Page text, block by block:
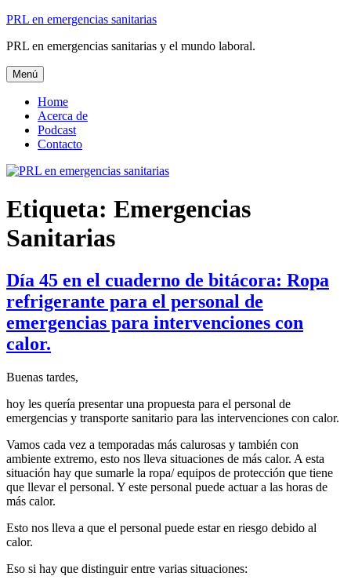
Ir
contenido
PRL en emergencias sanitarias
PRL en emergencias sanitarias y el mundo laboral.
Menú
Home
Acerca de
Podcast
Contacto
Etiqueta: Emergencias
Sanitarias
Día 45 en el cuaderno de bitácora: Ropa
refrigerante para el personal de
emergencias para intervenciones con
calor.
Buenas tardes,
hoy les quería presentar una propuesta para el personal de
emergencias y transporte sanitario para las intervenciones con calor.
Vamos cada vez a temporadas más calurosas y también con
ambiente extremo, esto nos lleva situaciones de más calor. A esta
situación hay que sumarle la ropa/ equipos de protección que tiene
que llevar el personal. Y este personal puede actuar a las horas de
más calor.
Esto nos lleva a que el personal puede estar en riesgo debido al
calor.
Eso si hay que distinguir entre varias situaciones: